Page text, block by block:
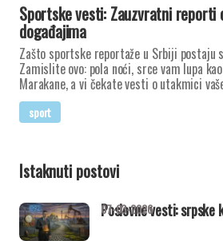
Sportske vesti: Zauzvratni reporti
događajima
Zašto sportske reportaže u Srbiji postaju
Zamislite ovo: pola noći, srce vam lupa
Marakane, a vi čekate vesti o utakmici
sport
Istaknuti postovi
Poslovne vesti: srpske
07-03-2026